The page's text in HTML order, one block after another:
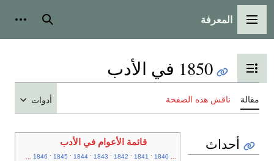
القائمة الرئيسية
المعرفة بحث
تبديل عرض جدول المحتويات
1850 في الأدب
مقالة ناقش هذه الصفحة أدوات
قائمة الأعوام في الأدب
...
1840
1841
1842
1843
1844
1845
1846
...
أحداث